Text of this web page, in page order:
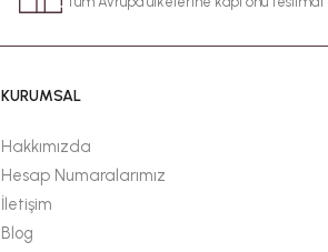
KURUMSAL
Hakkımızda
Hesap Numaralarımız
İletişim
Blog